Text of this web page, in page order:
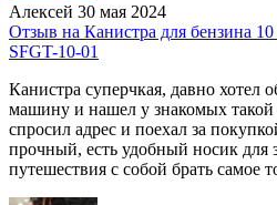
Алексей 30 мая 2024
Отзыв на Канистра для бензина 10
SFGT-10-01
Канистра суперчкая, давно хотел
машину и нашел у знакомых такой
спросил адрес и поехал за
прочный, есть удобный носик для
путешествия с собой брать самое